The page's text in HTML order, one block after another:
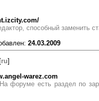
способный заменить
24.03.2009
ru]
warez.com
форуме есть раздел по